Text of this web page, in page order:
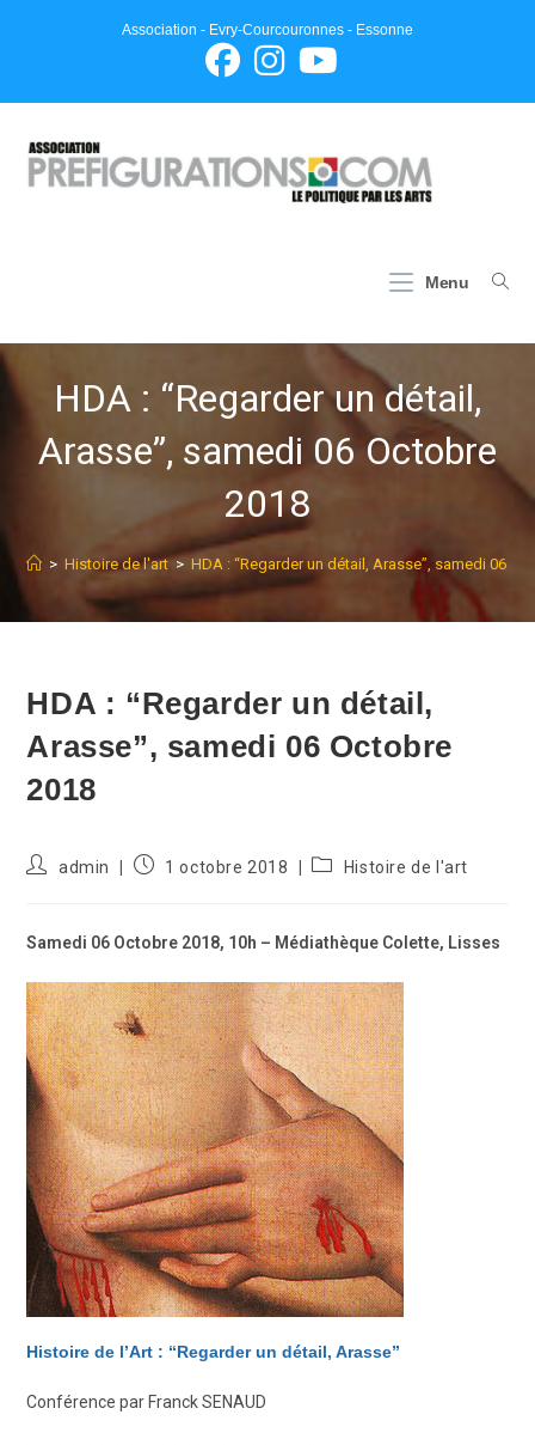
Association - Evry-Courcouronnes - Essonne
Menu
HDA : “Regarder un détail,
Arasse”, samedi 06 Octobre
2018
> Histoire de l'art > HDA : “Regarder un détail, Arasse”, samedi 06
HDA : “Regarder un détail,
Arasse”, samedi 06 Octobre
2018
Auteur/autrice
publication :
admin
Publication
1 octobre 2018
PostHistoire de l'art
Samedi 06 Octobre 2018, 10h – Médiathèque Colette, Lisses
Histoire de l’Art : “Regarder un détail, Arasse”
Conférence par Franck SENAUD